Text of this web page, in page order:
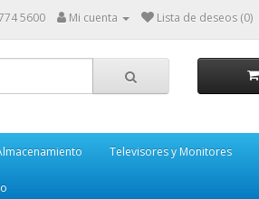
5600 Mi cuenta Lista de deseos (0)
Televisores y Monitores